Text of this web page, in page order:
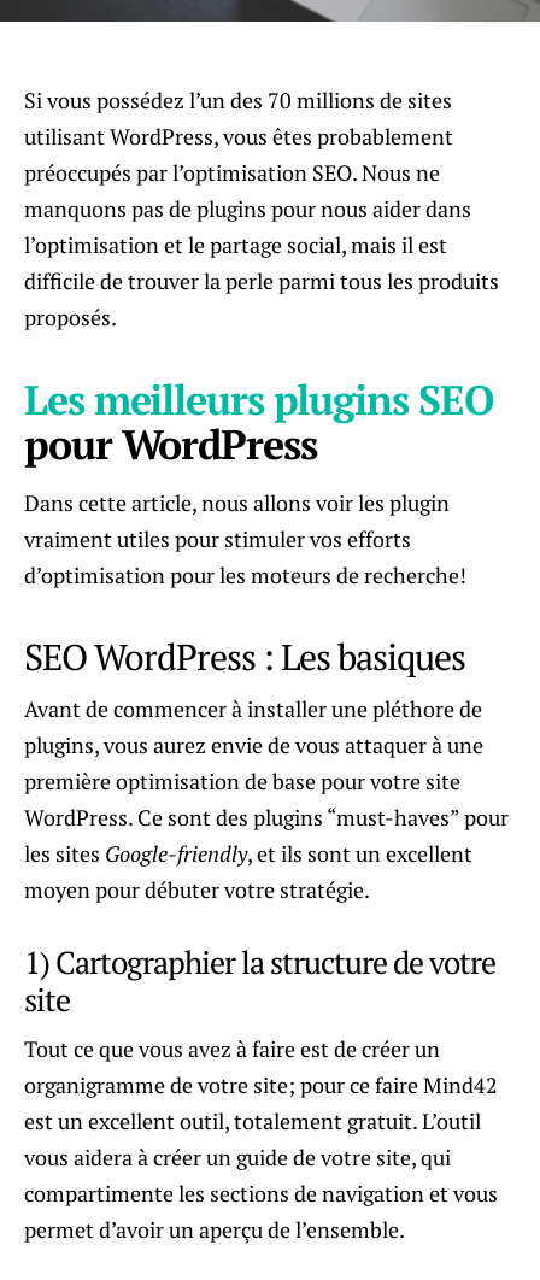
Si vous possédez l’un des 70 millions de sites
utilisant WordPress, vous êtes probablement
préoccupés par l’optimisation SEO. Nous ne
manquons pas de plugins pour nous aider dans
l’optimisation et le partage social, mais il est
difficile de trouver la perle parmi tous les produits
proposés.
Les meilleurs plugins SEO
pour WordPress
Dans cette article, nous allons voir les plugin
vraiment utiles pour stimuler vos efforts
d’optimisation pour les moteurs de recherche!
SEO WordPress : Les basiques
Avant de commencer à installer une pléthore de
plugins, vous aurez envie de vous attaquer à une
première optimisation de base pour votre site
WordPress. Ce sont des plugins “must-haves” pour
les sites Google-friendly, et ils sont un excellent
moyen pour débuter votre stratégie.
1) Cartographier la structure de votre
site
Tout ce que vous avez à faire est de créer un
organigramme de votre site; pour ce faire Mind42
est un excellent outil, totalement gratuit. L’outil
vous aidera à créer un guide de votre site, qui
compartimente les sections de navigation et vous
permet d’avoir un aperçu de l’ensemble.